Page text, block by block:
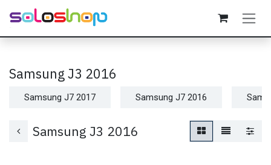
Passa al contenuto
Samsung J3 2016
Samsung J7 2017 Samsung J7 2016
Samsung J3 2016